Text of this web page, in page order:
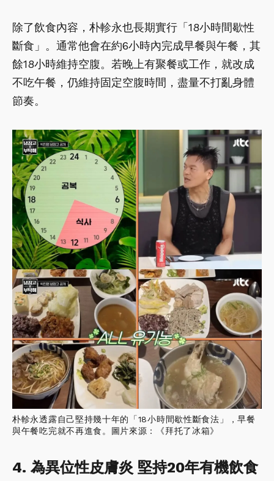
除了飲食內容，朴軫永也長期實行「18小時間歇性
斷食」。通常他會在約6小時內完成早餐與午餐，其
餘18小時維持空腹。若晚上有聚餐或工作，就改成
不吃午餐，仍維持固定空腹時間，盡量不打亂身體
節奏。
朴軫永透露自己堅持幾十年的「18小時間歇性斷食法」，早餐
與午餐吃完就不再進食。圖片來源：《拜托了冰箱》
4. 為異位性皮膚炎 堅持20年有機飲食